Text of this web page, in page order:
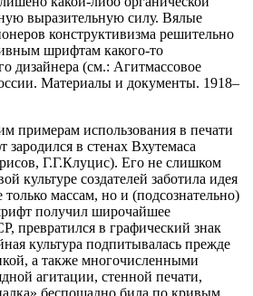
выразительную силу. Вялые
конструктивизма решительно
шрифтам какого-то
дизайнера (см.: Агитмассовое
Материалы и документы. 1918–
примерам использования в печати
в стенах Вхутемаса
Г.Г.Клуцис). Его не слишком
культуре создателей заботила идея
массам, но и (подсознательно)
получил широчайшее
превратился в графический знак
культура подпитывалась прежде
а также многочисленными
агитации, стенной печати,
беспощадно била по кривым